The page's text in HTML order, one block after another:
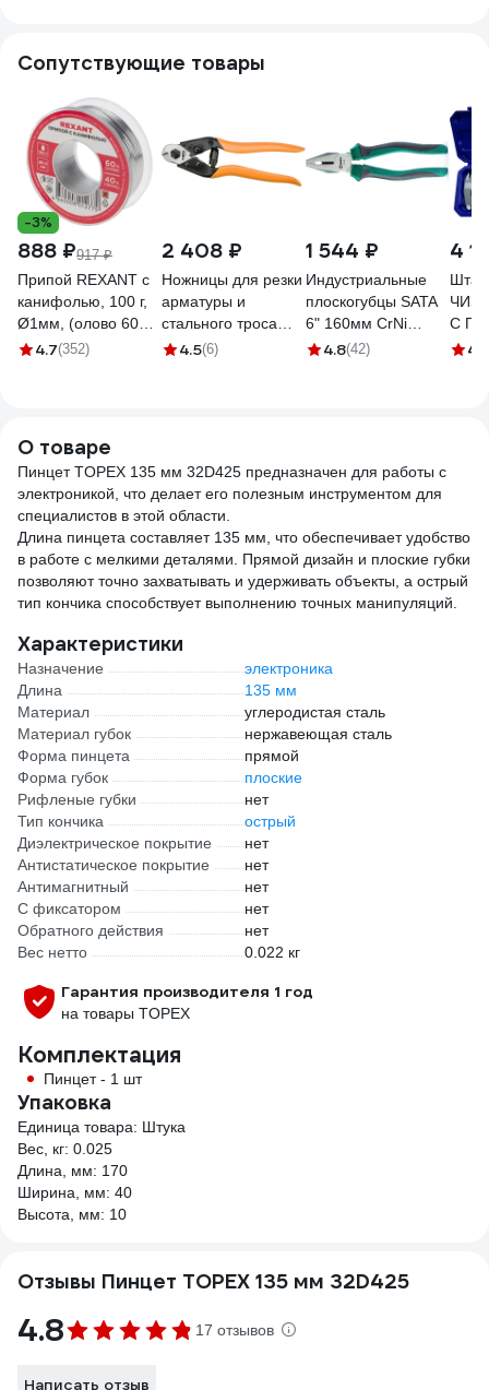
Сопутствующие товары
-3%
888 ₽917 ₽
Припой REXANT с
канифолью, 100 г,
Ø1мм, (олово 60%,
свинец 40%) 09-
4.7(352)
2 408 ₽
Ножницы для резки
арматуры и
стального троса
NEO Tools 190 мм
4.5(6)
1 544 ₽
Индустриальные
плоскогубцы SATA
6" 160мм CrNi
+30% прочности.
4.8(42)
4
ЧИЗ
С
4.7
О товаре
Пинцет TOPEX 135 мм 32D425 предназначен для работы с
электроникой, что делает его полезным инструментом для
специалистов в этой области.
Длина пинцета составляет 135 мм, что обеспечивает удобство
в работе с мелкими деталями. Прямой дизайн и плоские губки
позволяют точно захватывать и удерживать объекты, а острый
тип кончика способствует выполнению точных манипуляций.
Характеристики
Назначение
электроника
Длина
135 мм
Материал
углеродистая сталь
Материал губок
нержавеющая сталь
Форма пинцета
прямой
Форма губок
плоские
Рифленые губки
нет
Тип кончика
острый
Диэлектрическое покрытие
нет
Антистатическое покрытие
нет
Антимагнитный
нет
С фиксатором
нет
Обратного действия
нет
Вес нетто
0.022 кг
Гарантия производителя 1 год
на товары TOPEX
Комплектация
Пинцет - 1 шт
Упаковка
Единица товара: Штука
Вес, кг: 0.025
Длина, мм: 170
Ширина, мм: 40
Высота, мм: 10
Отзывы Пинцет TOPEX 135 мм 32D425
4.8 17 отзывов
Написать отзыв